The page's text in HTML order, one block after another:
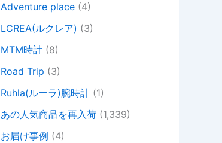
Adventure place (4)
LCREA(ルクレア) (3)
MTM時計 (8)
Road Trip (3)
Ruhla(ルーラ)腕時計 (1)
あの人気商品を再入荷 (1,339)
お届け事例 (4)